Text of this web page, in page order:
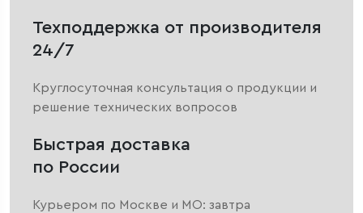
Техподдержка от производителя
24/7
Круглосуточная консультация о продукции и
решение технических вопросов
Быстрая доставка
по России
Курьером по Москве и МО: завтра